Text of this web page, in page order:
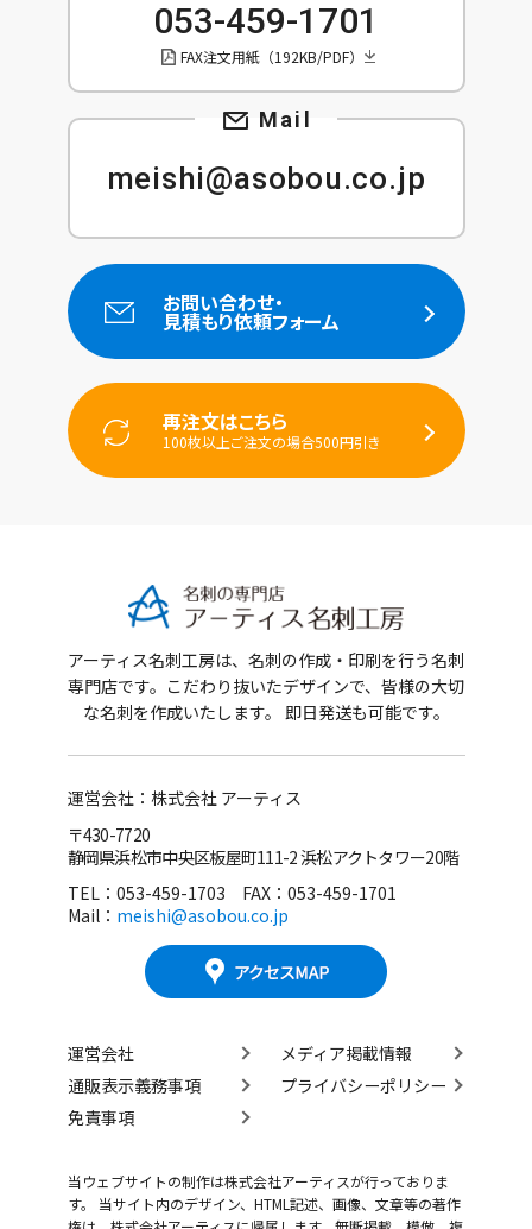
053-459-1701
FAX注文用紙（192KB/PDF）
meishi@asobou.co.jp
お問い合わせ・
見積もり依頼フォーム
再注文はこちら
100枚以上ご注文の場合500円引き
アーティス名刺工房は、名刺の作成・印刷を行う名刺
専門店です。 こだわり抜いたデザインで、皆様の大切
な名刺を作成いたします。 即日発送も可能です。
運営会社：株式会社 アーティス
〒430-7720
静岡県浜松市中央区板屋町111-2 浜松アクトタワー20階
TEL：053-459-1703 FAX：053-459-1701
Mail： meishi@asobou.co.jp
運営会社
メディア掲載情報
通販表示義務事項
プライバシーポリシー
免責事項
当ウェブサイトの制作は株式会社アーティスが行っておりま
す。 当サイト内のデザイン、HTML記述、画像、文章等の著作